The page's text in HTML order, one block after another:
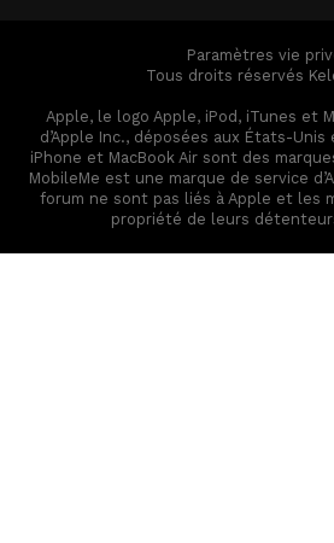
Paramètres vie
Tous droits réservés
Apple, le logo Apple, iPod, iTunes et
d’Apple Inc., déposées aux États-Unis
iPhone et MacBook Air sont des
MobileMe est une marque de service
forum ne sont pas liés à Apple et les
propriété de leurs